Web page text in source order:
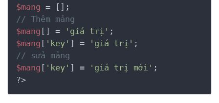
$mang
// Thêm mảng
$mang [] = 'giá trị'
$mang [ 'key' ] = 'giá trị'
// sửa mảng
$mang [ 'key' ] = 'giá trị mới'
?>